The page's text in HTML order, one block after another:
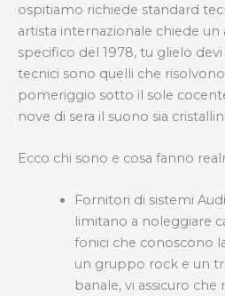
ospitiamo richiede standard
artista internazionale chiede
specifico del 1978, tu glielo
tecnici sono quelli che
pomeriggio sotto il sole
nove di sera il suono sia
Ecco chi sono e cosa fanno
Fornitori di sistemi
limitano a noleggiare
fonici che conoscono
un gruppo rock e un
banale, vi assicuro che